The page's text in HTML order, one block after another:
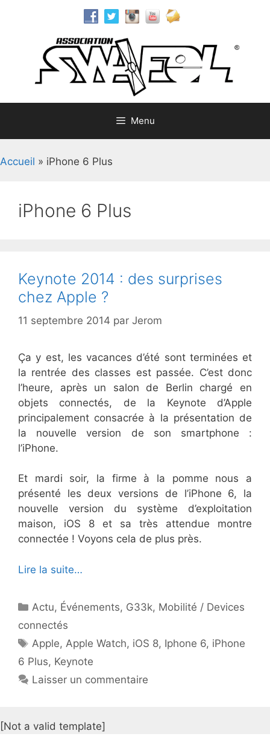
Menu
Accueil » iPhone 6 Plus
iPhone 6 Plus
Keynote 2014 : des surprises
chez Apple ?
11 septembre 2014 par Jerom
Ça y est, les vacances d’été sont terminées et
la rentrée des classes est passée. C’est donc
l’heure, après un salon de Berlin chargé en
objets connectés, de la Keynote d’Apple
principalement consacrée à la présentation de
la nouvelle version de son smartphone :
l’iPhone.
Et mardi soir, la firme à la pomme nous a
présenté les deux versions de l’iPhone 6, la
nouvelle version du système d’exploitation
maison, iOS 8 et sa très attendue montre
connectée ! Voyons cela de plus près.
Lire la suite…
Catégories
Actu, Événements, G33k, Mobilité / Devices
connectés
Étiquettes
Apple, Apple Watch, iOS 8, Iphone 6, iPhone
6 Plus, Keynote
Laisser un commentaire
[Not a valid template]